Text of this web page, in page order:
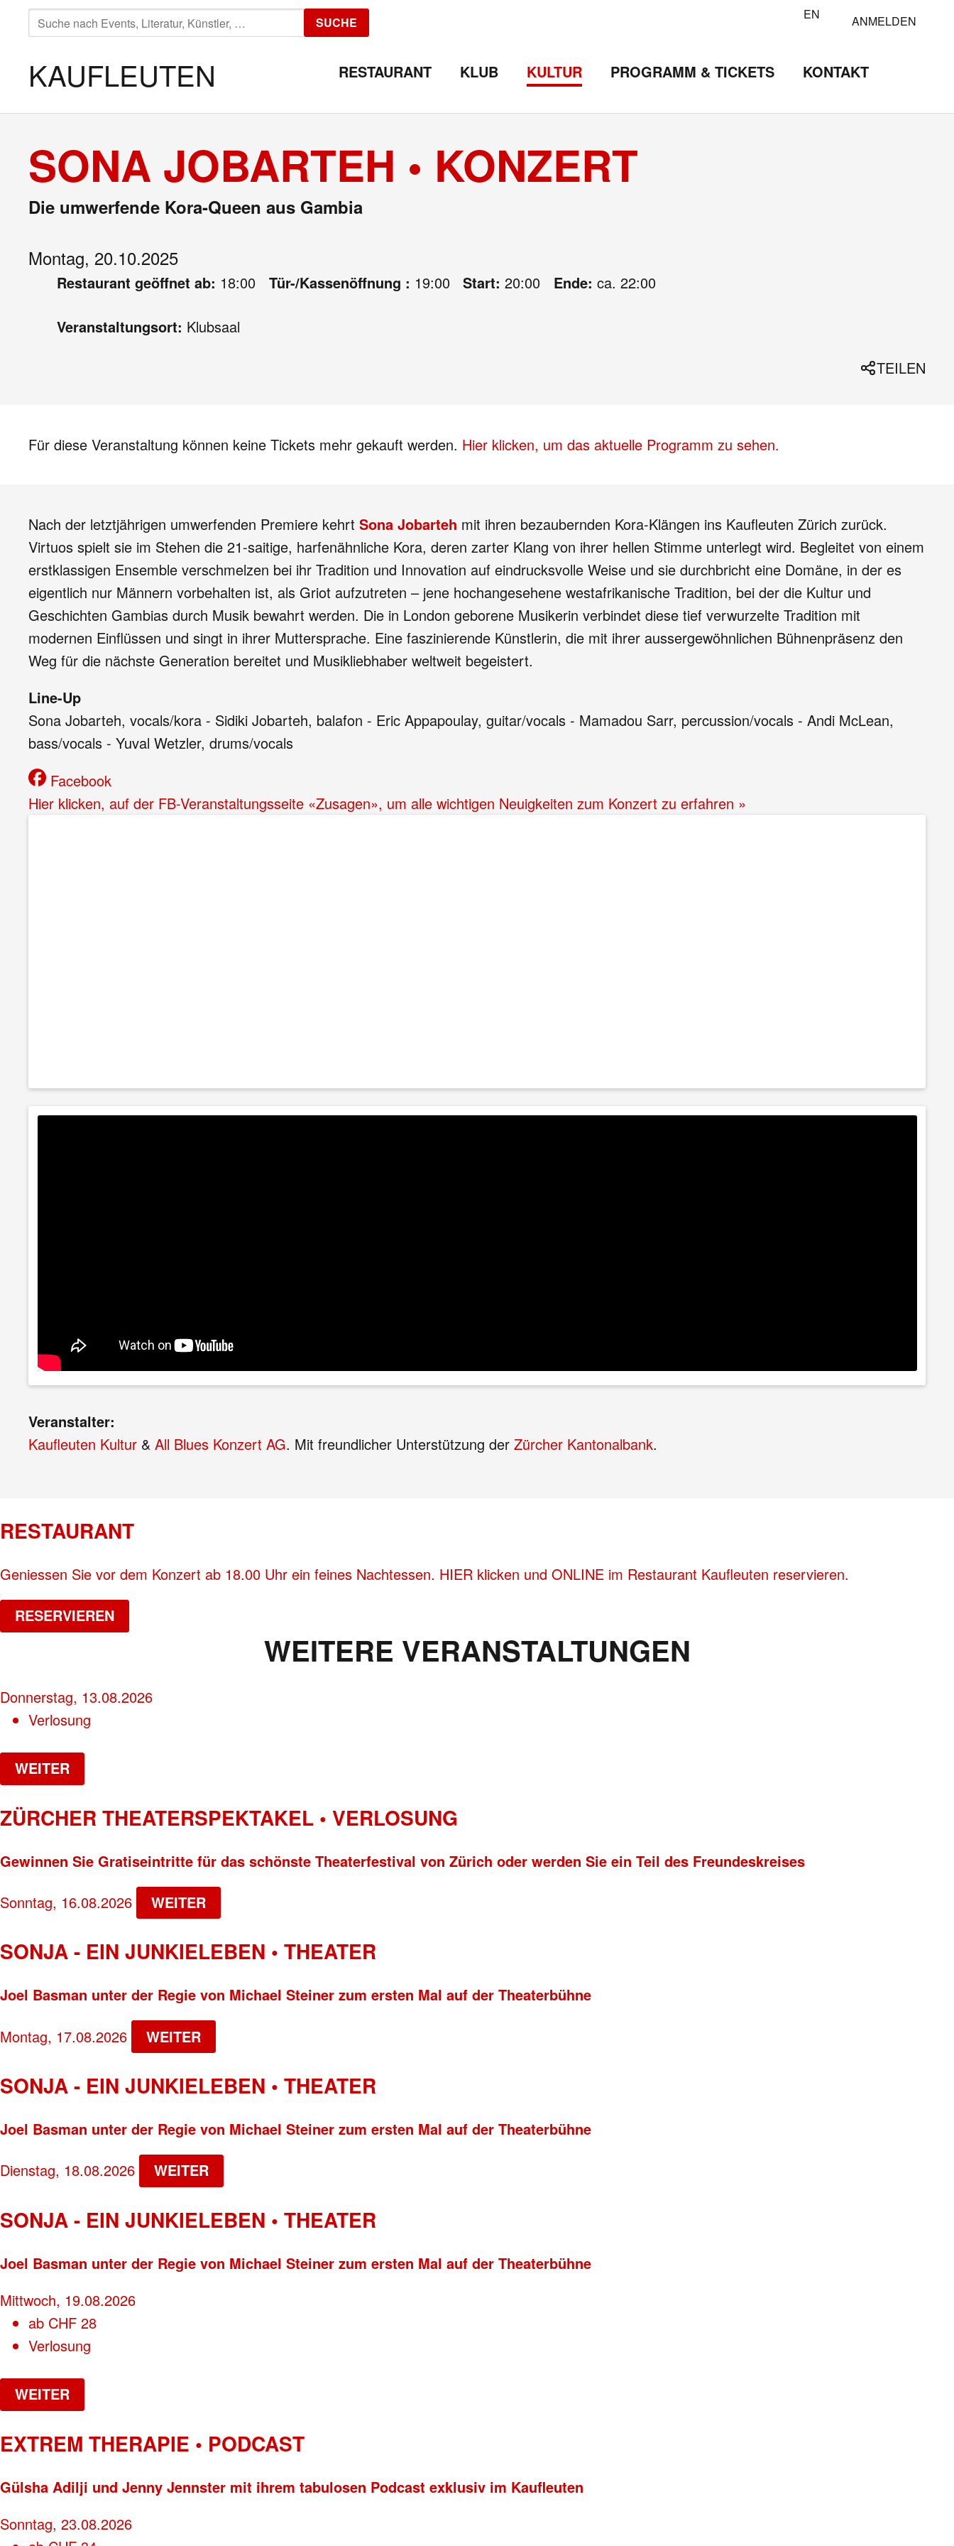
SUCHE
NACH:
SUCHE EN ANMELDEN
KAUFLEUTEN RESTAURANT KLUB KULTUR PROGRAMM & TICKETS KONTAKT
SONA JOBARTEH • KONZERT
Die umwerfende Kora-Queen aus Gambia
Montag, 20.10.2025
Restaurant geöffnet ab: 18:00 Tür-/Kassenöffnung : 19:00 Start: 20:00 Ende: ca. 22:00
Veranstaltungsort: Klubsaal
TEILEN
Für diese Veranstaltung können keine Tickets mehr gekauft werden. Hier klicken, um das aktuelle Programm zu sehen.
Nach der letztjährigen umwerfenden Premiere kehrt Sona Jobarteh mit ihren bezaubernden Kora-Klängen ins Kaufleuten Zürich zurück.
Virtuos spielt sie im Stehen die 21-saitige, harfenähnliche Kora, deren zarter Klang von ihrer hellen Stimme unterlegt wird. Begleitet von einem
erstklassigen Ensemble verschmelzen bei ihr Tradition und Innovation auf eindrucksvolle Weise und sie durchbricht eine Domäne, in der es
eigentlich nur Männern vorbehalten ist, als Griot aufzutreten – jene hochangesehene westafrikanische Tradition, bei der die Kultur und
Geschichten Gambias durch Musik bewahrt werden. Die in London geborene Musikerin verbindet diese tief verwurzelte Tradition mit
modernen Einflüssen und singt in ihrer Muttersprache. Eine faszinierende Künstlerin, die mit ihrer aussergewöhnlichen Bühnenpräsenz den
Weg für die nächste Generation bereitet und Musikliebhaber weltweit begeistert.
Line-Up
Sona Jobarteh, vocals/kora - Sidiki Jobarteh, balafon - Eric Appapoulay, guitar/vocals - Mamadou Sarr, percussion/vocals - Andi McLean,
bass/vocals - Yuval Wetzler, drums/vocals
Facebook
Hier klicken, auf der FB-Veranstaltungsseite «Zusagen», um alle wichtigen Neuigkeiten zum Konzert zu erfahren »
Veranstalter:
Kaufleuten Kultur & All Blues Konzert AG. Mit freundlicher Unterstützung der Zürcher Kantonalbank.
RESTAURANT
Geniessen Sie vor dem Konzert ab 18.00 Uhr ein feines Nachtessen. HIER klicken und ONLINE im Restaurant Kaufleuten reservieren.
RESERVIEREN
WEITERE VERANSTALTUNGEN
Donnerstag, 13.08.2026
Verlosung
WEITER
ZÜRCHER THEATERSPEKTAKEL • VERLOSUNG
Gewinnen Sie Gratiseintritte für das schönste Theaterfestival von Zürich oder werden Sie ein Teil des Freundeskreises
Sonntag, 16.08.2026 WEITER
SONJA - EIN JUNKIELEBEN • THEATER
Joel Basman unter der Regie von Michael Steiner zum ersten Mal auf der Theaterbühne
Montag, 17.08.2026 WEITER
SONJA - EIN JUNKIELEBEN • THEATER
Joel Basman unter der Regie von Michael Steiner zum ersten Mal auf der Theaterbühne
Dienstag, 18.08.2026 WEITER
SONJA - EIN JUNKIELEBEN • THEATER
Joel Basman unter der Regie von Michael Steiner zum ersten Mal auf der Theaterbühne
Mittwoch, 19.08.2026
ab CHF 28
Verlosung
WEITER
EXTREM THERAPIE • PODCAST
Gülsha Adilji und Jenny Jennster mit ihrem tabulosen Podcast exklusiv im Kaufleuten
Sonntag, 23.08.2026